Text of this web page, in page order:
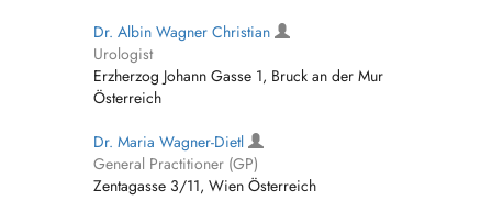
Dr. Albin Wagner Christian
Urologist
Erzherzog Johann Gasse 1, Bruck an der Mur
Österreich
Dr. Maria Wagner-Dietl
General Practitioner (GP)
Zentagasse 3/11, Wien Österreich